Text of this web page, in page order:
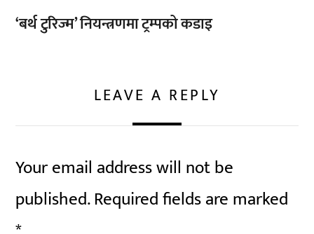
‘बर्थ टुरिज्म’ नियन्त्रणमा ट्रम्पको कडाइ
LEAVE A REPLY
Your email address will not be
published.Required fields are marked